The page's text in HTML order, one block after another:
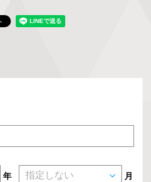
年 月